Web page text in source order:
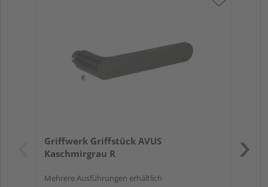
Griffwerk Griffstück AVUS
Kaschmirgrau R
Mehrere Ausführungen erhältlich